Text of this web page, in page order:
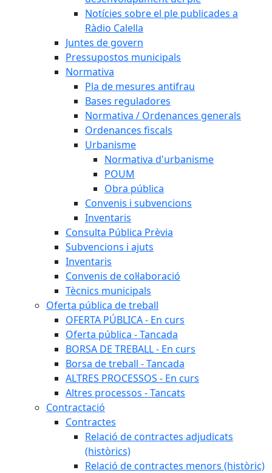
Notícies sobre el ple publicades a
Ràdio Calella
Juntes de govern
Pressupostos municipals
Normativa
Pla de mesures antifrau
Bases reguladores
Normativa / Ordenances generals
Ordenances fiscals
Urbanisme
Normativa d'urbanisme
POUM
Obra pública
Convenis i subvencions
Inventaris
Consulta Pública Prèvia
Subvencions i ajuts
Inventaris
Convenis de col·laboració
Tècnics municipals
Oferta pública de treball
OFERTA PÚBLICA - En curs
Oferta pública - Tancada
BORSA DE TREBALL - En curs
Borsa de treball - Tancada
ALTRES PROCESSOS - En curs
Altres processos - Tancats
Contractació
Contractes
Relació de contractes adjudicats
(històrics)
Relació de contractes menors (històric)